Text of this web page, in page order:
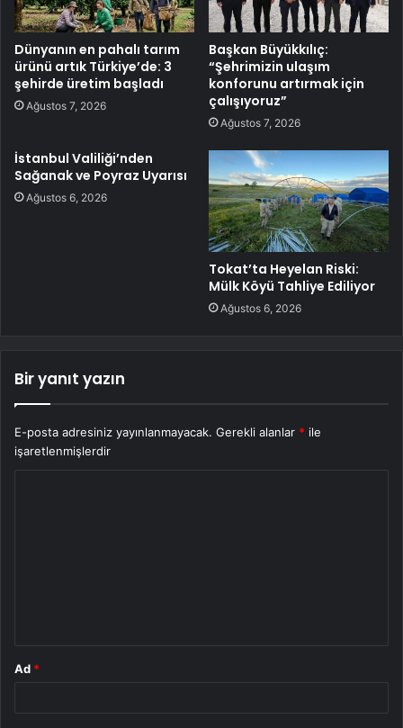
Dünyanın en pahalı tarım
ürünü artık Türkiye’de: 3
şehirde üretim başladı
Ağustos 7, 2026
Başkan Büyükkılıç:
“Şehrimizin ulaşım
konforunu artırmak için
çalışıyoruz”
Ağustos 7, 2026
İstanbul Valiliği’nden
Sağanak ve Poyraz Uyarısı
Ağustos 6, 2026
Tokat’ta Heyelan Riski:
Mülk Köyü Tahliye Ediliyor
Ağustos 6, 2026
Bir yanıt yazın
E-posta adresiniz yayınlanmayacak. Gerekli alanlar * ile
işaretlenmişlerdir
Ad *